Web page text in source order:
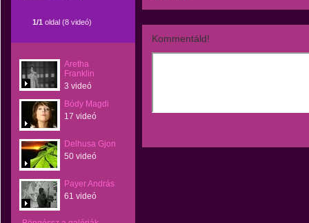
1/1 oldal (8 videó)
Aretha
Franklin
3 videó
Bódy Magdi
17 videó
Delhusa Gjon
50 videó
Payer András
61 videó
Kommentáld!